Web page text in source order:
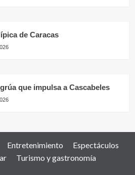
de Caracas
que impulsa a Cascabeles
Entretenimiento
Espectáculos
Turismo y gastronomía